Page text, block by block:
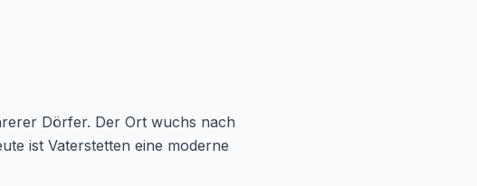
Dörfer. Der Ort wuchs nach
ist Vaterstetten eine moderne